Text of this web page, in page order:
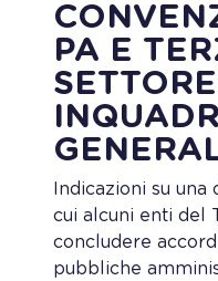
PA E
Indicazioni su
cui alcuni enti del
concludere
pubbliche